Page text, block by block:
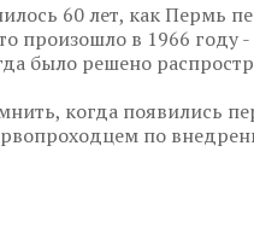
60 лет, как Пермь
произошло в 1966 году
было решено
когда появились
по